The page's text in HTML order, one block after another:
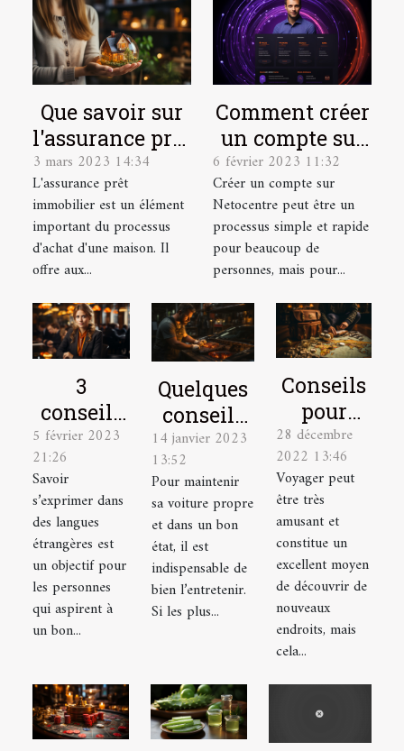
Que savoir sur
l'assurance prêt
immobilier ?
3 mars 2023 14:34
L'assurance prêt
immobilier est un élément
important du processus
d'achat d'une maison. Il
offre aux...
Comment créer
un compte sur
Netocentre ?
6 février 2023 11:32
Créer un compte sur
Netocentre peut être un
processus simple et rapide
pour beaucoup de
personnes, mais pour...
3
conseils
pour
mieux
parler
une
langue
étrangère
5 février 2023
21:26
Savoir
s’exprimer dans
des langues
étrangères est
un objectif pour
les personnes
qui aspirent à
un bon...
Quelques
conseils
pour bien
entretenir
sa voiture
14 janvier 2023
13:52
Pour maintenir
sa voiture propre
et dans un bon
état, il est
indispensable de
bien l’entretenir.
Si les plus...
Conseils
pour
élaborer
le plan
de
voyage
idéal
28 décembre
2022 13:46
Voyager peut
être très
amusant et
constitue un
excellent moyen
de découvrir de
nouveaux
endroits, mais
cela...